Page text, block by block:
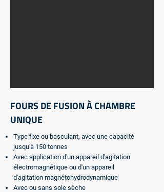
FOURS DE FUSION À CHAMBRE
UNIQUE
Type fixe ou basculant, avec une capacité
jusqu'à 150 tonnes
Avec application d'un appareil d'agitation
électromagnétique ou d'un appareil
d'agitation magnétohydrodynamique
Avec ou sans sole sèche